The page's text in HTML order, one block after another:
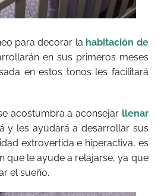
para decorar la habitación de
en sus primeros meses
en estos tonos les facilitará
acostumbra a aconsejarllenar
y les ayudará a desarrollar sus
extrovertida e hiperactiva, es
que le ayude a relajarse, ya que
el sueño.